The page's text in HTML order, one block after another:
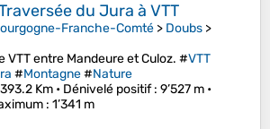
du Jura à VTT
Franche-Comté > Doubs >
VTT entre Mandeure et Culoz. #VTT
#Montagne#Nature
Km • Dénivelé positif: 9’527 m •
: 1’341 m